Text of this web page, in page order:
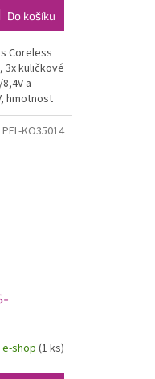
Do košíku
Coreless
kuličkové
a
hmotnost
shop(1 ks)
PEL-KO35014